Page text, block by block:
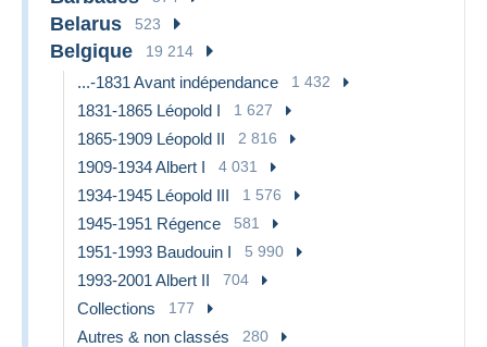
Belarus 523
Belgique 19 214
...-1831 Avant indépendance 1 432
1831-1865 Léopold I 1 627
1865-1909 Léopold II 2 816
1909-1934 Albert I 4 031
1934-1945 Léopold III 1 576
1945-1951 Régence 581
1951-1993 Baudouin I 5 990
1993-2001 Albert II 704
Collections 177
Autres & non classés 280